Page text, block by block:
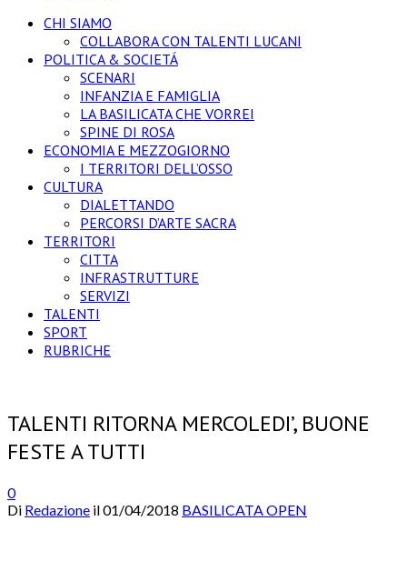
CHI SIAMO
COLLABORA CON TALENTI LUCANI
POLITICA & SOCIETÁ
SCENARI
INFANZIA E FAMIGLIA
LA BASILICATA CHE VORREI
SPINE DI ROSA
ECONOMIA E MEZZOGIORNO
I TERRITORI DELL’OSSO
CULTURA
DIALETTANDO
PERCORSI D’ARTE SACRA
TERRITORI
CITTA
INFRASTRUTTURE
SERVIZI
TALENTI
SPORT
RUBRICHE
TALENTI RITORNA MERCOLEDI’, BUONE
FESTE A TUTTI
0
Di Redazione il01/04/2018 BASILICATA OPEN